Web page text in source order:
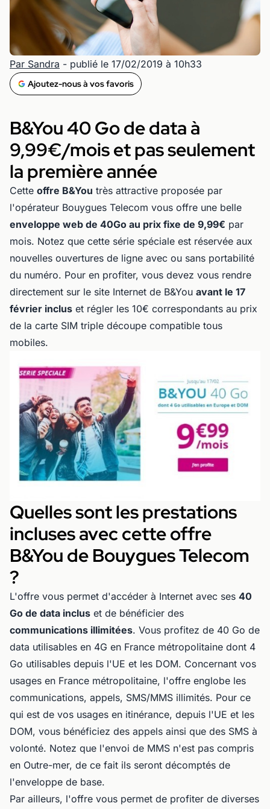
Par Sandra - publié le 17/02/2019 à 10h33
Ajoutez-nous à vos favoris
B&You 40 Go de data à
9,99€/mois et pas seulement
la première année
Cette offre B&You très attractive proposée par
l'opérateur Bouygues Telecom vous offre une belle
enveloppe web de 40Go au prix fixe de 9,99€ par
mois. Notez que cette série spéciale est réservée aux
nouvelles ouvertures de ligne avec ou sans portabilité
du numéro. Pour en profiter, vous devez vous rendre
directement sur le site Internet de B&You avant le 17
février inclus et régler les 10€ correspondants au prix
de la carte SIM triple découpe compatible tous
mobiles.
Quelles sont les prestations
incluses avec cette offre
B&You de Bouygues Telecom
?
L'offre vous permet d'accéder à Internet avec ses 40
Go de data inclus et de bénéficier des
communications illimitées. Vous profitez de 40 Go de
data utilisables en 4G en France métropolitaine dont 4
Go utilisables depuis l'UE et les DOM. Concernant vos
usages en France métropolitaine, l'offre englobe les
communications, appels, SMS/MMS illimités. Pour ce
qui est de vos usages en itinérance, depuis l'UE et les
DOM, vous bénéficiez des appels ainsi que des SMS à
volonté. Notez que l'envoi de MMS n'est pas compris
en Outre-mer, de ce fait ils seront décomptés de
l'enveloppe de base.
Par ailleurs, l'offre vous permet de profiter de diverses